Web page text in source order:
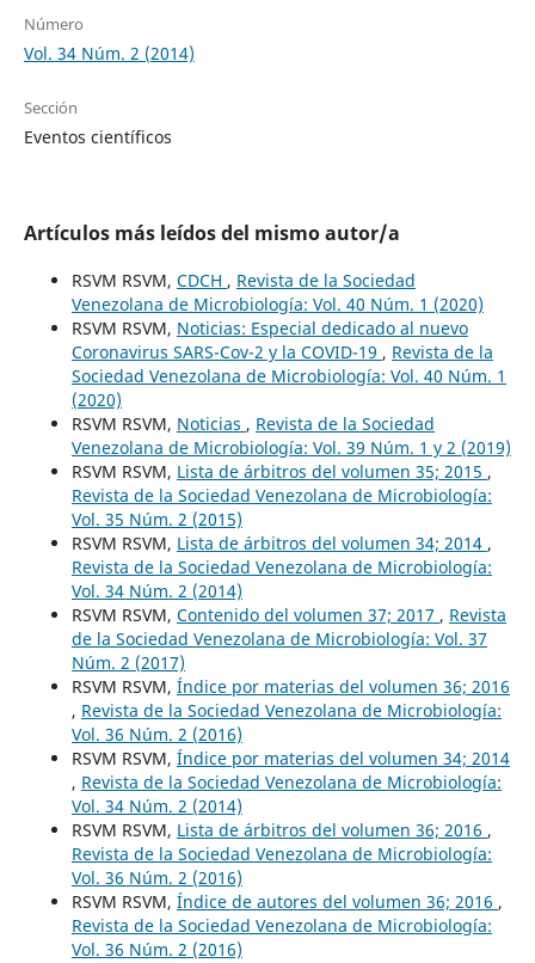
Número
Vol. 34 Núm. 2 (2014)
Sección
Eventos científicos
Artículos más leídos del mismo autor/a
RSVM RSVM, CDCH , Revista de la Sociedad
Venezolana de Microbiología: Vol. 40 Núm. 1 (2020)
RSVM RSVM, Noticias: Especial dedicado al nuevo
Coronavirus SARS-Cov-2 y la COVID-19 , Revista de la
Sociedad Venezolana de Microbiología: Vol. 40 Núm. 1
(2020)
RSVM RSVM, Noticias , Revista de la Sociedad
Venezolana de Microbiología: Vol. 39 Núm. 1 y 2 (2019)
RSVM RSVM, Lista de árbitros del volumen 35; 2015 ,
Revista de la Sociedad Venezolana de Microbiología:
Vol. 35 Núm. 2 (2015)
RSVM RSVM, Lista de árbitros del volumen 34; 2014 ,
Revista de la Sociedad Venezolana de Microbiología:
Vol. 34 Núm. 2 (2014)
RSVM RSVM, Contenido del volumen 37; 2017 , Revista
de la Sociedad Venezolana de Microbiología: Vol. 37
Núm. 2 (2017)
RSVM RSVM, Índice por materias del volumen 36; 2016
, Revista de la Sociedad Venezolana de Microbiología:
Vol. 36 Núm. 2 (2016)
RSVM RSVM, Índice por materias del volumen 34; 2014
, Revista de la Sociedad Venezolana de Microbiología:
Vol. 34 Núm. 2 (2014)
RSVM RSVM, Lista de árbitros del volumen 36; 2016 ,
Revista de la Sociedad Venezolana de Microbiología:
Vol. 36 Núm. 2 (2016)
RSVM RSVM, Índice de autores del volumen 36; 2016 ,
Revista de la Sociedad Venezolana de Microbiología:
Vol. 36 Núm. 2 (2016)